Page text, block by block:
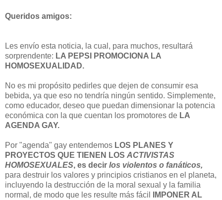
Queridos amigos:
Les envío esta noticia, la cual, para muchos, resultará
sorprendente: LA PEPSI PROMOCIONA LA
HOMOSEXUALIDAD.
No es mi propósito pedirles que dejen de consumir esa
bebida, ya que eso no tendría ningún sentido. Simplemente,
como educador, deseo que puedan dimensionar la potencia
económica con la que cuentan los promotores de LA
AGENDA GAY.
Por "agenda" gay entendemos LOS PLANES Y
PROYECTOS QUE TIENEN LOS ACTIVISTAS
HOMOSEXUALES, es decir los violentos o fanáticos,
para destruir los valores y principios cristianos en el planeta,
incluyendo la destrucción de la moral sexual y la familia
normal, de modo que les resulte más fácil
IMPONER AL